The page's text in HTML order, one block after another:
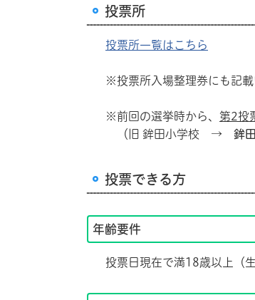
投票所
投票所一覧はこちら
※投票所入場整理券にも記載
※前回の選挙時から、 第2投
（旧 鉾田小学校 → 鉾
投票できる方
年齢要件
投票日現在で満18歳以上（